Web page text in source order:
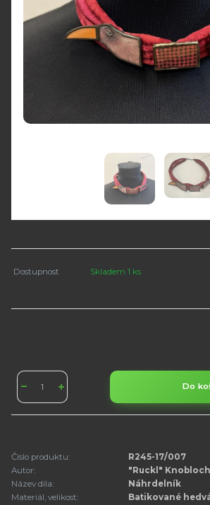
Dostupnost Skladem 1 ks
Do
Číslo produktu:
R245-17/007
Autor:
"Ruckl"
Název díla:
Náhrdelník
Materiál, velikost:
Batikované